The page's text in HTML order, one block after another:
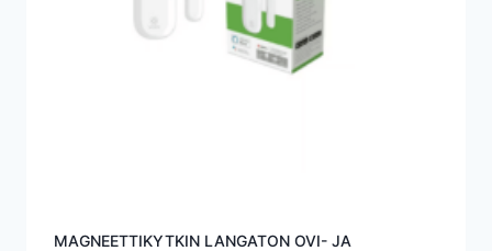
MAGNEETTIKYTKIN LANGATON OVI- JA